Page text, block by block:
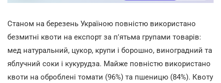
Cтаном на березень Україною повністю використано
безмитні квоти на експорт за п'ятьма групами товарів:
мед натуральний, цукор, крупи і борошно, виноградний та
яблучний соки і кукурудза. Майже повністю використано
квоти на оброблені томати (96%) та пшеницю (84%). Квоту